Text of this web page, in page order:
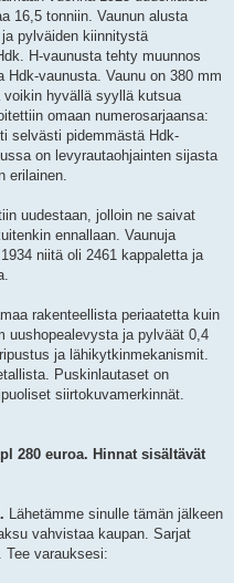
16,5 tonniin. Vaunun alusta
pylväiden kiinnitystä
H-vaunusta tehty muunnos
vaunusta. Vaunu on 380 mm
voikin hyvällä syyllä kutsua
omaan numerosarjaansa:
selvästi pidemmästä Hdk-
on levyrautaohjainten sijasta
erilainen.
uudestaan, jolloin ne saivat
ennallaan. Vaunuja
niitä oli 2461 kappaletta ja
rakenteellista periaatetta kuin
uushopealevysta ja pylväät 0,4
ja lähikytkinmekanismit.
Puskinlautaset on
siirtokuvamerkinnät.
280 euroa. Hinnat sisältävät
Lähetämme sinulle tämän jälkeen
vahvistaa kaupan. Sarjat
Tee varauksesi: